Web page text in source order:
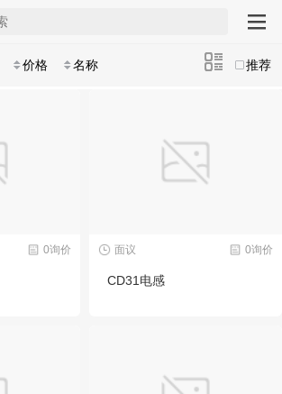
推荐
价格 名称
0询价 0询价
面议
CD31电感